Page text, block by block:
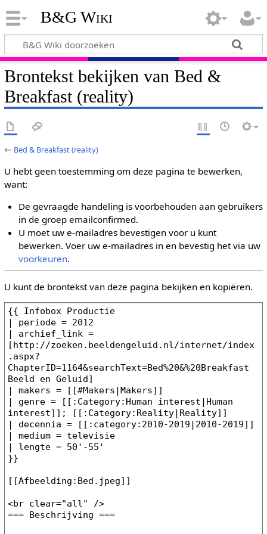
B&G Wiki
Brontekst bekijken van Bed &
Breakfast (reality)
← Bed & Breakfast (reality)
U hebt geen toestemming om deze pagina te bewerken,
want:
De gevraagde handeling is voorbehouden aan gebruikers
in de groep emailconfirmed.
U moet uw e-mailadres bevestigen voor u kunt
bewerken. Voer uw e-mailadres in en bevestig het via uw
voorkeuren.
U kunt de brontekst van deze pagina bekijken en kopiëren.